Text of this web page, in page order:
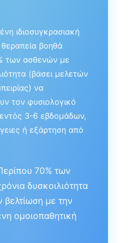
ιδιοσυγκρασιακή
βοηθά
των ασθενών με
(βάσει μελετών
να
τον φυσιολογικό
εντός 3-6 εβδομάδων,
ή εξάρτηση από
70% των
δυσκοιλιότητα
βελτίωση με την
ομοιοπαθητική